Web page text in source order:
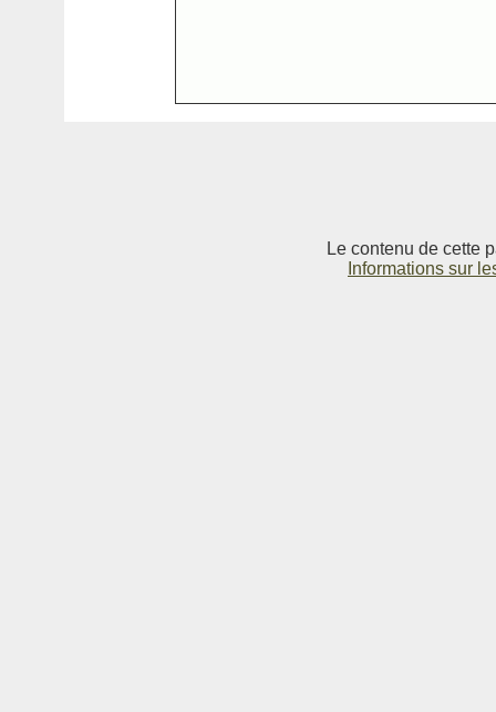
Le contenu de cette
Informations sur